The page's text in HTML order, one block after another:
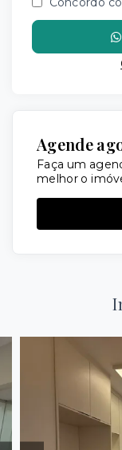
Agende
Faça um
melhor o